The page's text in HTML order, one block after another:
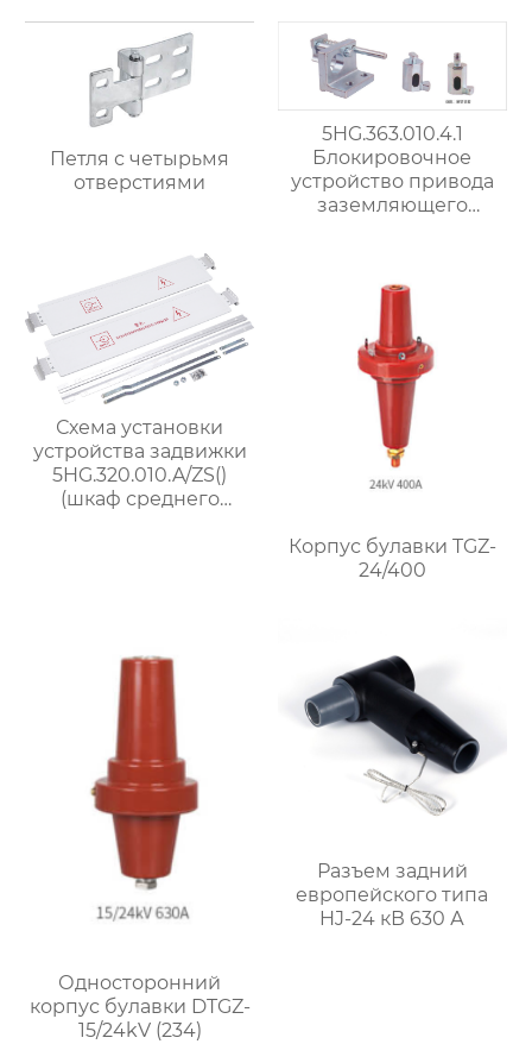
Петля с четырьмя
отверстиями
5HG.363.010.4.1
Блокировочное
устройство привода
заземляющего
Схема установки
устройства задвижки
5HG.320.010.A/ZS()
(шкаф среднего
Корпус булавки TGZ-
24/400
Односторонний
корпус булавки DTGZ-
15/24kV (234)
Разъем задний
европейского типа
HJ-24 кВ 630 А